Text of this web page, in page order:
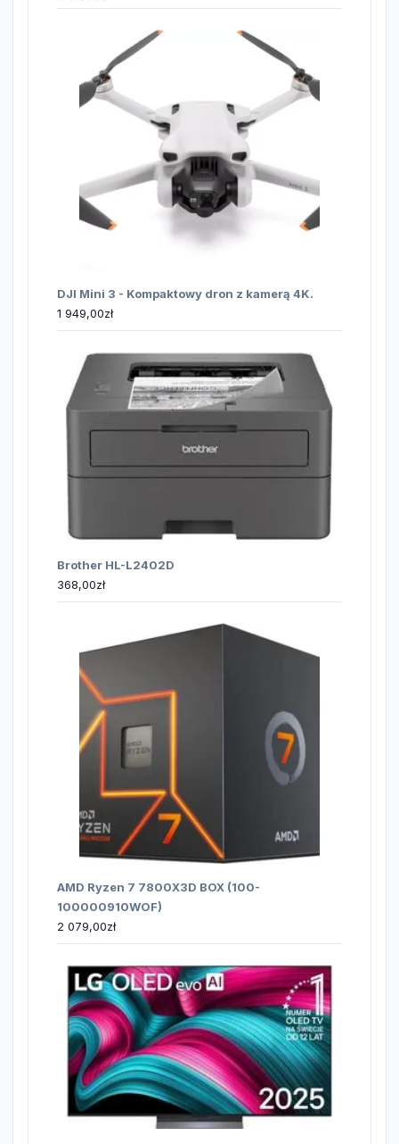
DJI Mini 3 - Kompaktowy dron z kamerą 4K.
1 949,00zł
Brother HL-L2402D
368,00zł
AMD Ryzen 7 7800X3D BOX (100-
100000910WOF)
2 079,00zł